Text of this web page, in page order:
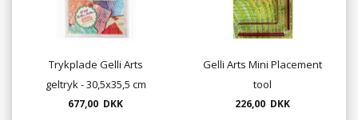
Trykplade Gelli Arts
geltryk - 30,5x35,5 cm
677,00 DKK
Gelli Arts Mini Placement
tool
226,00 DKK